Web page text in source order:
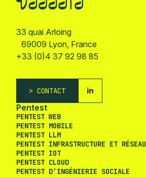
33 quai Arloing
69009 Lyon, France
+33 (0)4 37 92 98 85
CONTACT
Pentest
PENTEST WEB
PENTEST MOBILE
PENTEST LLM
PENTEST INFRASTRUCTURE ET RÉSEAU
PENTEST IOT
PENTEST CLOUD
PENTEST D’INGÉNIERIE SOCIALE